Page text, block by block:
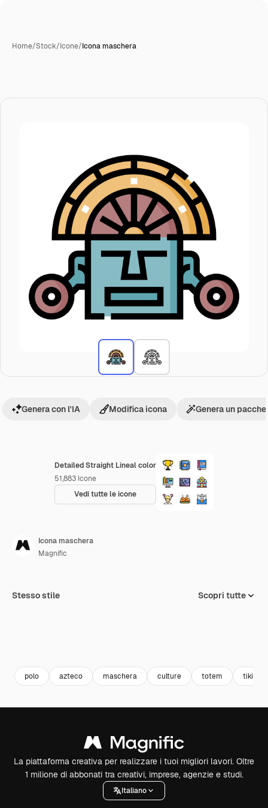
Home/Stock/Icone/Icona maschera
Detailed Straight Lineal color
51,883 Icone
Vedi tutte le icone
Genera con l'IA Modifica icona Genera un
Icona maschera
Magnific
Stesso stile Scopri tutte
polo azteco maschera culture totem tiki
La piattaforma creativa per realizzare i tuoi migliori lavori. Oltre
1 milione di abbonati tra creativi, imprese, agenzie e studi.
Italiano